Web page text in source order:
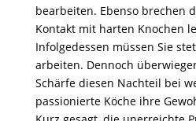
bearbeiten. Ebenso brechen
Kontakt mit harten Knochen
Infolgedessen müssen Sie
arbeiten. Dennoch
Schärfe diesen Nachteil bei
passionierte Köche ihre